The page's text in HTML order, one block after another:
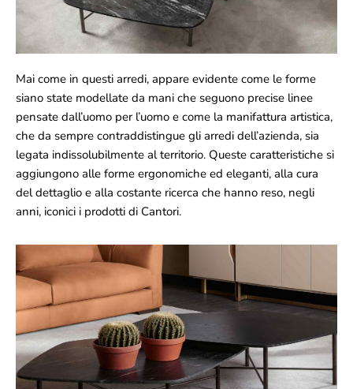
Mai come in questi arredi, appare evidente come le forme
siano state modellate da mani che seguono precise linee
pensate dall’uomo per l’uomo e come la manifattura artistica,
che da sempre contraddistingue gli arredi dell’azienda, sia
legata indissolubilmente al territorio. Queste caratteristiche si
aggiungono alle forme ergonomiche ed eleganti, alla cura
del dettaglio e alla costante ricerca che hanno reso, negli
anni, iconici i prodotti di Cantori.